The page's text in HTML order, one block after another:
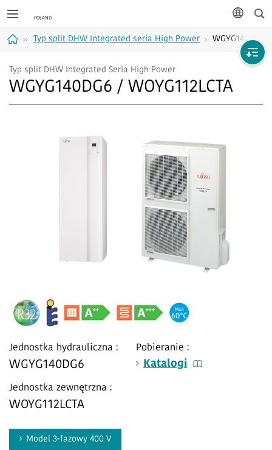
główna
Typ split DHW Integrated seria High Power WGYG140DG6 /
Typ split DHW Integrated Seria High Power
WGYG140DG6 / WOYG112LCTA
Jednostka hydrauliczna :
WGYG140DG6
Jednostka zewnętrzna :
WOYG112LCTA
Pobieranie :
Katalogi
Model 3-fazowy 400 V